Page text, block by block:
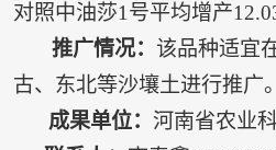
对照中油莎1号平均增产
推广情况： 该品种适宜
古、东北等沙壤土进行推广。
成果单位： 河南省农业